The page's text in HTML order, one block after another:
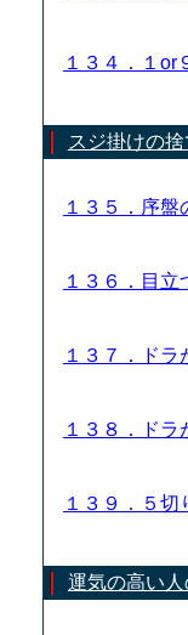
１３４．１
スジ掛けの
１３５．序
１３６．目
１３７．ド
１３８．ド
１３９．５
運気の高い人